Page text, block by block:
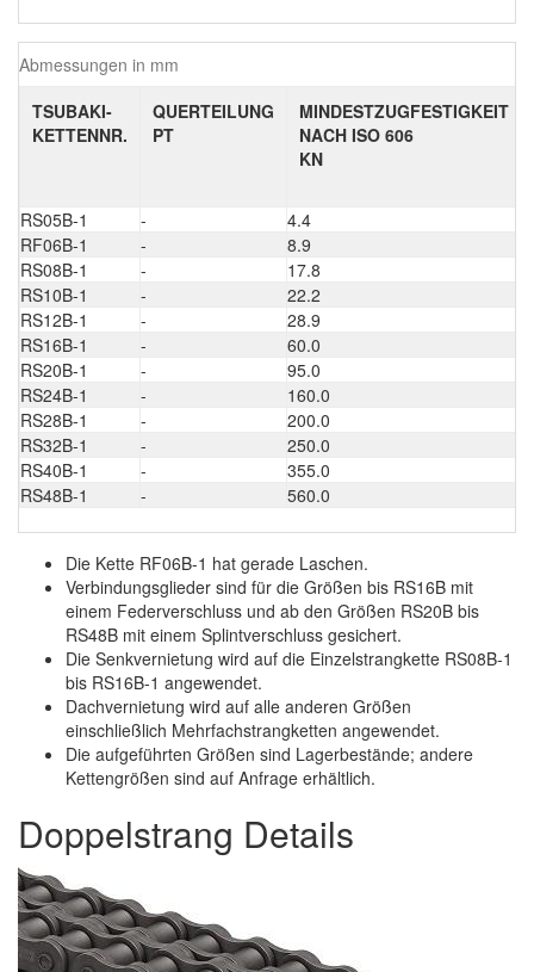
Abmessungen in mm
TSUBAKI-
KETTENNR.
QUERTEILUNG
PT
MINDESTZUGFESTIGKEIT
NACH ISO 606
KN
RS05B-1 - 4.4
RF06B-1
- 8.9
RS08B-1
- 17.8
RS10B-1
- 22.2
RS12B-1
- 28.9
RS16B-1
- 60.0
RS20B-1
- 95.0
RS24B-1
- 160.0
RS28B-1
- 200.0
RS32B-1
- 250.0
RS40B-1
- 355.0
RS48B-1
- 560.0
Die Kette RF06B-1 hat gerade Laschen.
Verbindungsglieder sind für die Größen bis RS16B mit
einem Federverschluss und ab den Größen RS20B bis
RS48B mit einem Splintverschluss gesichert.
Die Senkvernietung wird auf die Einzelstrangkette RS08B-1
bis RS16B-1 angewendet.
Dachvernietung wird auf alle anderen Größen
einschließlich Mehrfachstrangketten angewendet.
Die aufgeführten Größen sind Lagerbestände; andere
Kettengrößen sind auf Anfrage erhältlich.
Doppelstrang Details